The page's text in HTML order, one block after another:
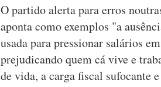
O partido alerta para erros
aponta como exemplos "a
usada para pressionar salários
prejudicando quem cá vive e
de vida, a carga fiscal sufocante